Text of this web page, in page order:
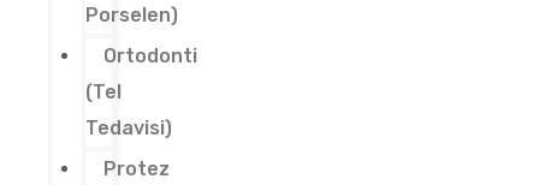
Porselen)
Ortodonti
(Tel
Tedavisi)
Protez